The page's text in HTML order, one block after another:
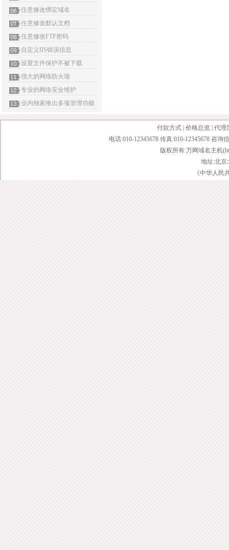
任意修改绑定域名
任意修改默认文档
任意修改FTP密码
自定义IIS错误信息
设置文件保护不被下载
强大的网络防火墙
专业的网络安全维护
业内独家推出多项管理功能
付款方式 价格总览 代理
电话:010-12345678 传真:010-12345678 咨询
版权所有:万网域名主机
地址:北京
《中华人民